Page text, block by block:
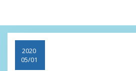
2020
05/01